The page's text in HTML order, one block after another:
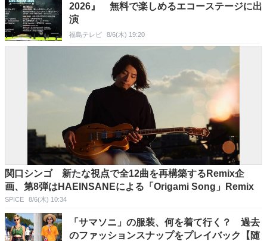
2026』 無料で楽しめるエコーステージに出
演
福島テレビ 8/6(木) 19:20
関口シンゴ 新たな視点で全12曲を再構築するRemix企
画、第8弾はHAEINSANEによる「Origami Song」Remix
SPICE 8/6(木) 10:34
「サマソニ」の服装、何を着て行く？ 過去
のファッションスナップをプレイバック【随